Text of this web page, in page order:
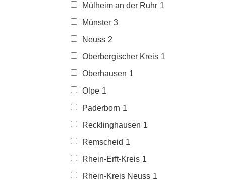
Mülheim an der Ruhr 1
Münster 3
Neuss 2
Oberbergischer Kreis 1
Oberhausen 1
Olpe 1
Paderborn 1
Recklinghausen 1
Remscheid 1
Rhein-Erft-Kreis 1
Rhein-Kreis Neuss 1